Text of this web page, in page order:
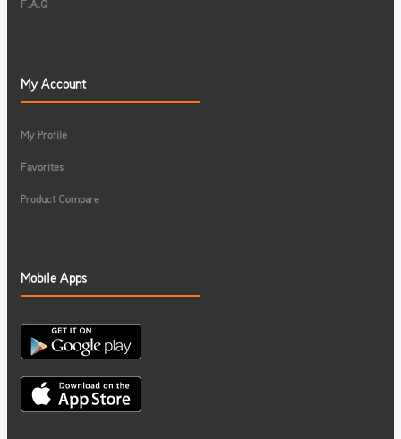
F.A.Q
My Account
My Profile
Favorites
Product Compare
Mobile Apps